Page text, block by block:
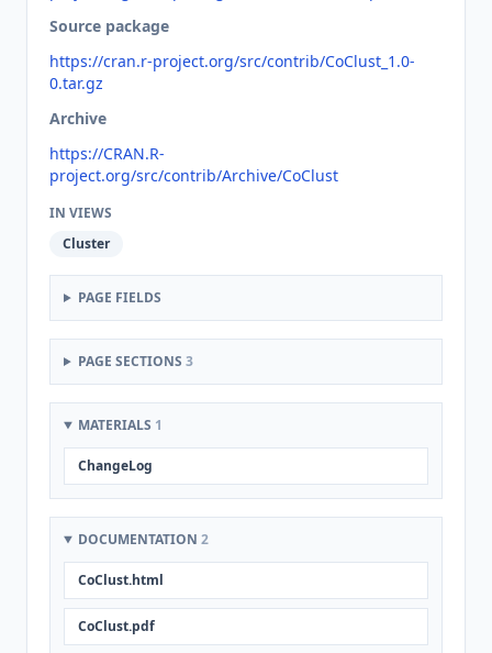
Source package
https://cran.r-project.org/src/contrib/CoClust_1.0-
0.tar.gz
Archive
https://CRAN.R-
project.org/src/contrib/Archive/CoClust
IN VIEWS
Cluster
PAGE FIELDS
PAGE SECTIONS 3
MATERIALS 1
ChangeLog
DOCUMENTATION 2
CoClust.html
CoClust.pdf